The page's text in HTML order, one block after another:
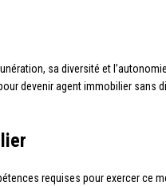
sa diversité et
devenir agent immobilier sans
requises pour exercer ce